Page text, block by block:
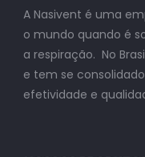
A Nasivent é uma
o mundo quando é
a respiração. No
e tem se
efetividade e